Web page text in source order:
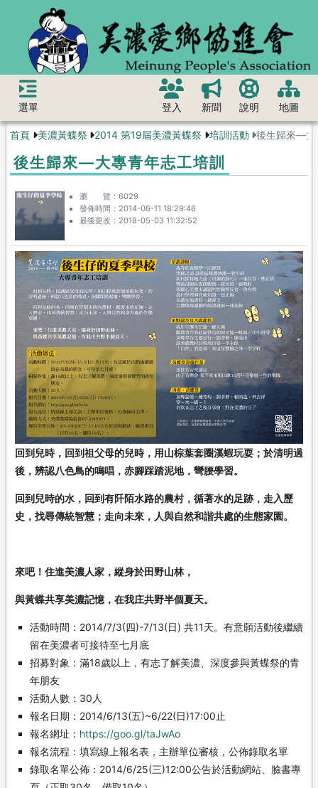
選單 登入 新聞 說明 地圖
首頁 美濃黃蝶祭 2014 第19屆美濃黃蝶祭 培訓活動 後生歸來—大
後生歸來—大專青年志工培訓
瀏 覽
6029
發佈時間
2014-06-11 18:29:46
最後更改
2018-05-03 11:32:52
回到兒時，回到祖父母的兒時，用山棕葉套圈溪蝦玩耍；於清明過
後，辨認八色鳥的鳴唱，赤腳踩踏泥地，彎腰學習。
回到兒時的水，回到有阡陌水路的農村，循著水的足跡，走入歷
史，找尋傳統智慧；走向未來，人與自然和諧共處的生態家園。
來吧！住進美濃人家，縱身於田野山林，
與黃蝶共享美濃記憶，在我庄共野半個夏天。
活動時間：2014/7/3(四)-7/13(日) 共11天。有意願活動後繼續
留在美濃者可接待至七月底
招募對象：滿18歲以上，有志了解美濃、深度參與黃蝶祭的青
年朋友
活動人數：30人
報名日期：2014/6/13(五)~6/22(日)17:00止
報名網址： https://goo.gl/taJwAo
報名流程：填寫線上報名表，主辦單位審核，公佈錄取名單
錄取名單公佈：2014/6/25(三)12:00公告於活動網站、臉書專